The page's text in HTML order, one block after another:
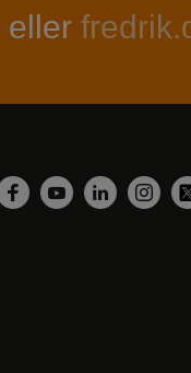
eller
Facebook
YouTubeLinkedIn